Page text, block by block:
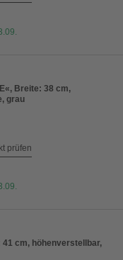
Breite: 38 cm,
grau
prüfen
41 cm, höhenverstellbar,